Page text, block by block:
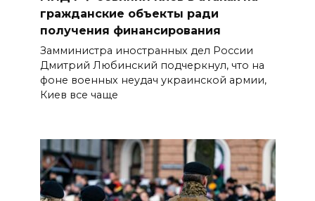
гражданские объекты ради
получения финансирования
Замминистра иностранных дел России
Дмитрий Любинский подчеркнул, что на
фоне военных неудач украинской армии,
Киев все чаще